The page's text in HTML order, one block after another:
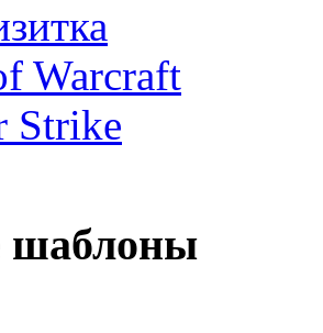
Warcraft
Strike